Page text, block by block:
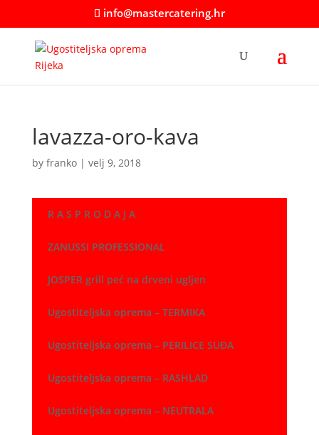
info@mastercatering.hr
lavazza-oro-kava
by franko| velj 9, 2018
R A S P R O D A J A
ZANUSSI PROFESSIONAL
JOSPER grill peć na drveni ugljen
Ugostiteljska oprema – TERMIKA
Ugostiteljska oprema – PERILICE SUĐA
Ugostiteljska oprema – RASHLAD
Ugostiteljska oprema – NEUTRALA